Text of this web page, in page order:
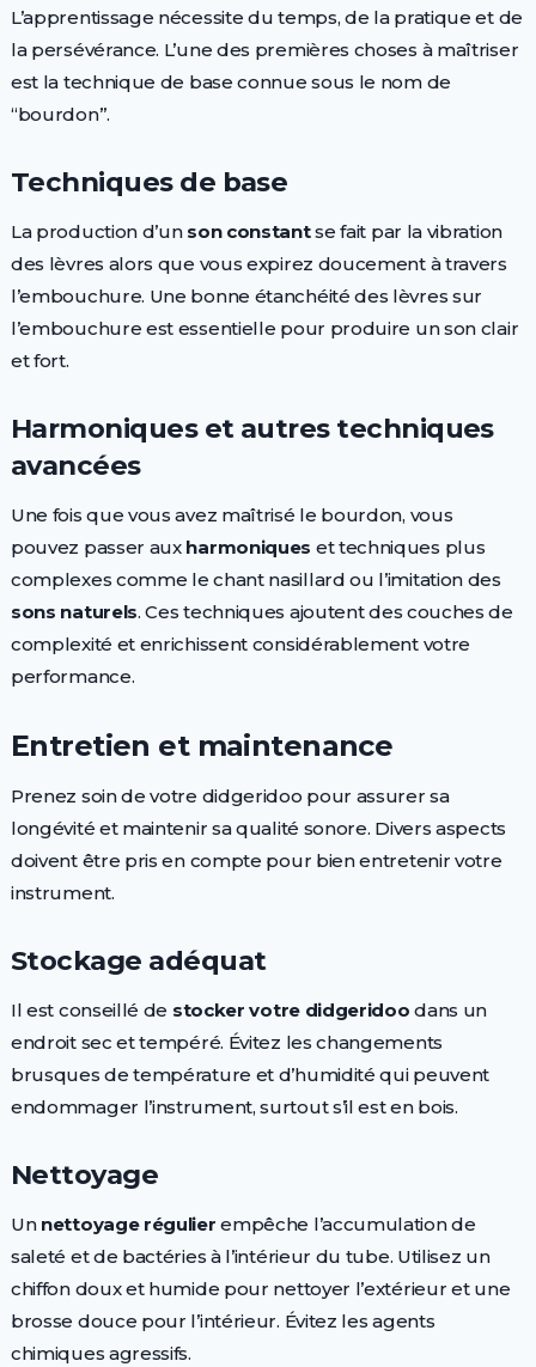
L’apprentissage nécessite du temps, de la pratique et de
la persévérance. L’une des premières choses à maîtriser
est la technique de base connue sous le nom de
“bourdon”.
Techniques de base
La production d’un son constantse fait par la vibration
des lèvres alors que vous expirez doucement à travers
l’embouchure. Une bonne étanchéité des lèvres sur
l’embouchure est essentielle pour produire un son clair
et fort.
Harmoniques et autres techniques
avancées
Une fois que vous avez maîtrisé le bourdon, vous
pouvez passer aux harmoniques et techniques plus
complexes comme le chant nasillard ou l’imitation des
sons naturels. Ces techniques ajoutent des couches de
complexité et enrichissent considérablement votre
performance.
Entretien et maintenance
Prenez soin de votre didgeridoo pour assurer sa
longévité et maintenir sa qualité sonore. Divers aspects
doivent être pris en compte pour bien entretenir votre
instrument.
Stockage adéquat
Il est conseillé de stocker votre didgeridoo dans un
endroit sec et tempéré. Évitez les changements
brusques de température et d’humidité qui peuvent
endommager l’instrument, surtout s’il est en bois.
Nettoyage
Un nettoyage régulier empêche l’accumulation de
saleté et de bactéries à l’intérieur du tube. Utilisez un
chiffon doux et humide pour nettoyer l’extérieur et une
brosse douce pour l’intérieur. Évitez les agents
chimiques agressifs.